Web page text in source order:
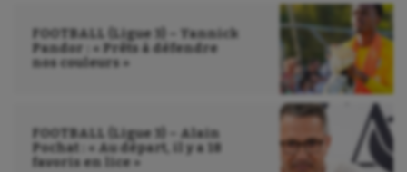
FOOTBALL (Ligue 3) – Yannick
Pandor : « Prêts à défendre
nos couleurs »
FOOTBALL (Ligue 3) – Alain
Pochat : « Au départ, il y a 18
favoris en lice »